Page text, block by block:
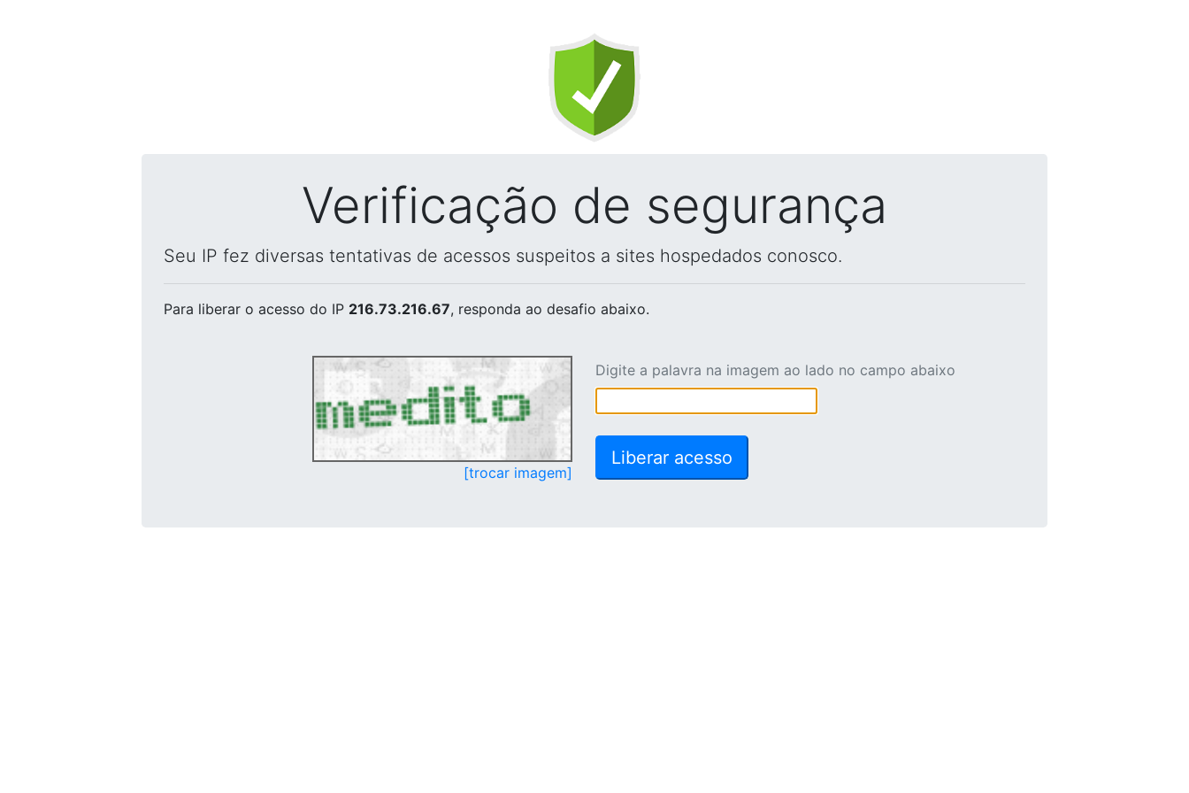
Verificação de segurança
Seu IP fez diversas tentativas de acessos suspeitos a sites hospedados conosco.
Para liberar o acesso do IP 216.73.216.67, responda ao desafio abaixo.
[trocar imagem]
Digite a palavra na imagem ao lado no campo abaixo